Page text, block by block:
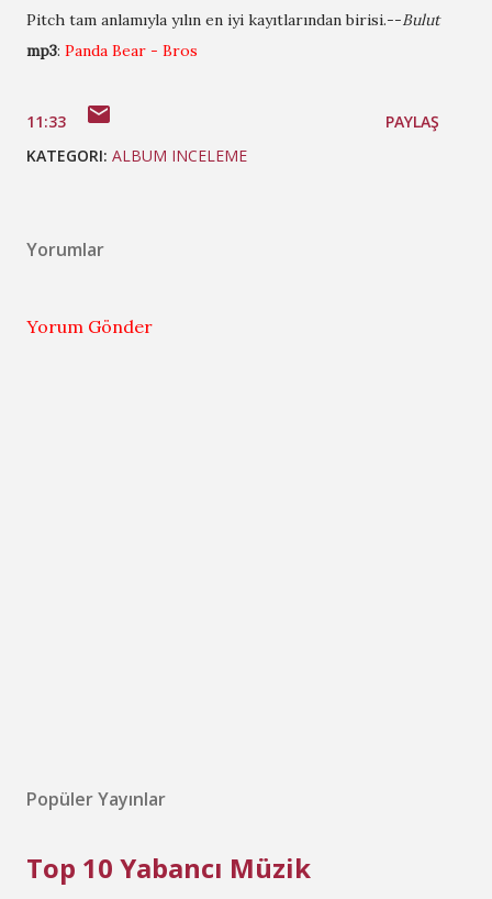
Pitch tam anlamıyla yılın en iyi kayıtlarından birisi.--Bulut
mp3: Panda Bear - Bros
11:33
KATEGORI: ALBUM INCELEME
PAYLAŞ
Yorumlar
Yorum Gönder
Popüler Yayınlar
Top 10 Yabancı Müzik